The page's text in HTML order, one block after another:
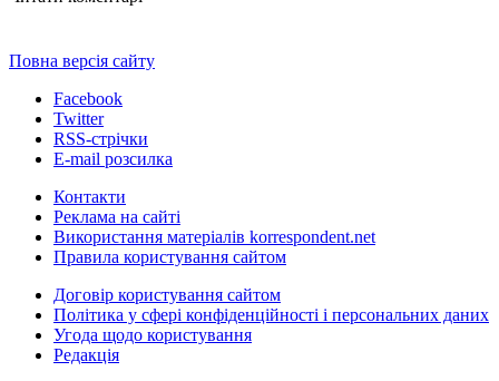
Повна версія сайту
Facebook
Twitter
RSS-стрічки
E-mail розсилка
Контакти
Реклама на сайті
Використання матеріалів korrespondent.net
Правила користування сайтом
Договір користування сайтом
Політика у сфері конфіденційності і персональних даних
Угода щодо користування
Редакція